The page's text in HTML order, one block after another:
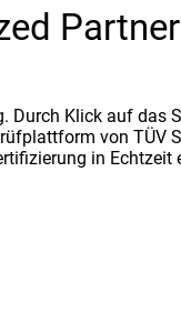
Partner
Durch Klick auf das
von TÜV
in Echtzeit